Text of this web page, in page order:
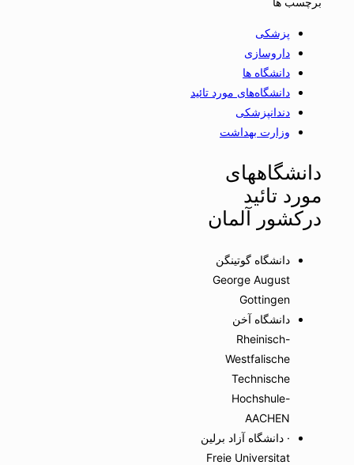
پزشکی
داروسازی
دانشگاه ها
دانشگاه‌های مورد تائید
دندانپزشکی
وزارت بهداشت
دانشگاههای
مورد تائید
درکشور آلمان
دانشگاه گوتینگن
George August
Gottingen
دانشگاه آخن
Rheinisch-
Westfalische
Technische
Hochshule-
AACHEN
· دانشگاه آزاد برلین
Freie Universitat